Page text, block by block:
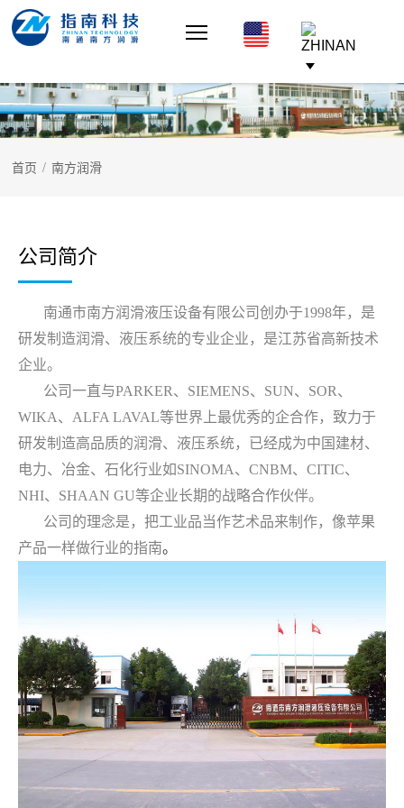
首页 / 南方润滑
公司简介
南通市南方润滑液压设备有限公司创办于1998年，是
研发制造润滑、液压系统的专业企业，是江苏省高新技术
企业。
公司一直与PARKER、SIEMENS、SUN、SOR、
WIKA、ALFA LAVAL等世界上最优秀的企合作，致力于
研发制造高品质的润滑、液压系统，已经成为中国建材、
电力、冶金、石化行业如SINOMA、CNBM、CITIC、
NHI、SHAAN GU等企业长期的战略合作伙伴。
公司的理念是，把工业品当作艺术品来制作，像苹果
产品一样做行业的指南。